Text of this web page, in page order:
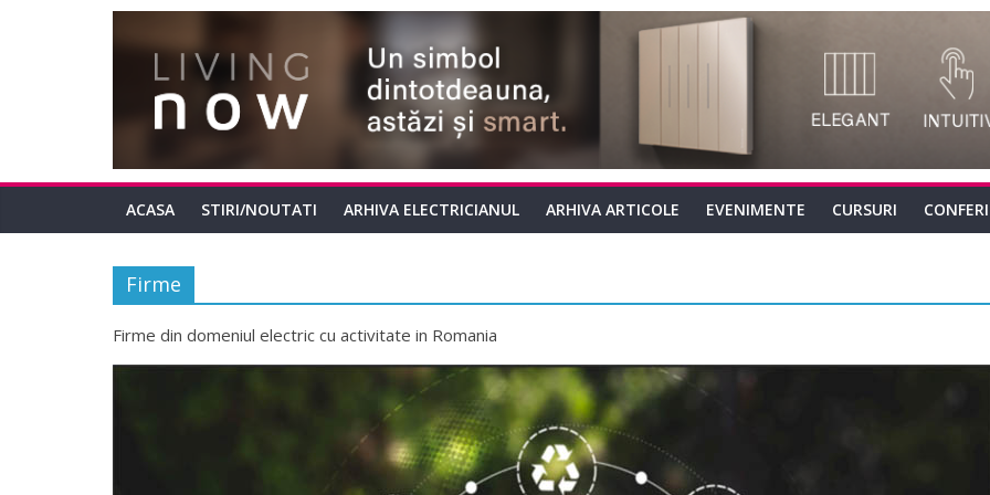
ACASA STIRI/NOUTATI ARHIVA ELECTRICIANUL ARHIVA ARTICOLE EVENIMENTE CURSURI
Firme
Firme din domeniul electric cu activitate in Romania